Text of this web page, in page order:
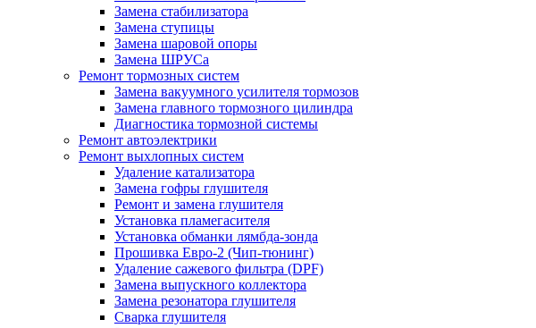
Замена стабилизатора
Замена ступицы
Замена шаровой опоры
Замена ШРУСа
Ремонт тормозных систем
Замена вакуумного усилителя тормозов
Замена главного тормозного цилиндра
Диагностика тормозной системы
Ремонт автоэлектрики
Ремонт выхлопных систем
Удаление катализатора
Замена гофры глушителя
Ремонт и замена глушителя
Установка пламегасителя
Установка обманки лямбда-зонда
Прошивка Евро-2 (Чип-тюнинг)
Удаление сажевого фильтра (DPF)
Замена выпускного коллектора
Замена резонатора глушителя
Сварка глушителя